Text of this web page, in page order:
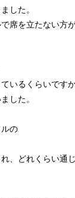
した。
を立たない方
いるくらいです
した。
の
、どれくらい通